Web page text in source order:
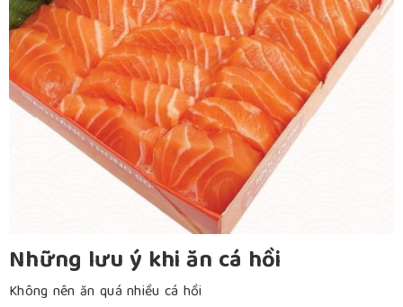
Những lưu ý khi ăn cá hồi
Không nên ăn quá nhiều cá hồi